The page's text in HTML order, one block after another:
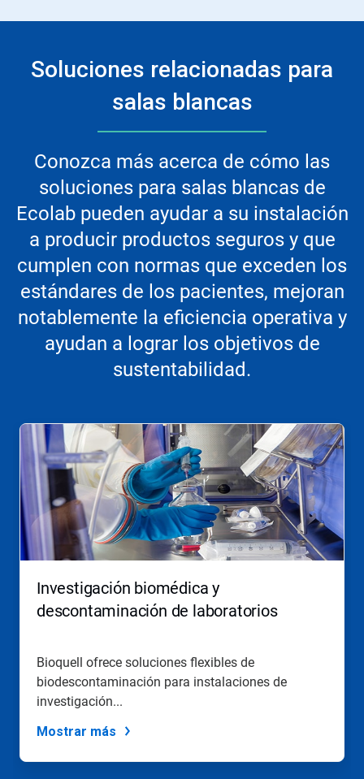
Soluciones relacionadas para
salas blancas
Conozca más acerca de cómo las
soluciones para salas blancas de
Ecolab pueden ayudar a su instalación
a producir productos seguros y que
cumplen con normas que exceden los
estándares de los pacientes, mejoran
notablemente la eficiencia operativa y
ayudan a lograr los objetivos de
sustentabilidad.
Esto
carrusel.
Use
los
botones
Siguiente
Anterior
navegar,
diapositiva
utilizando
diapositiva.
Investigación biomédica y
descontaminación de laboratorios
Bioquell ofrece soluciones flexibles de
biodescontaminación para instalaciones de
investigación...
Mostrar más